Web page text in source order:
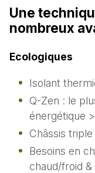
Une
nombreux
Ecologiques
Isolant
Q-Zen : le
énergétique
Châssis
Besoins en
chaud/froid